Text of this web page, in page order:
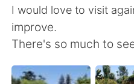
English
简体中文 繁體
I would love to visit
improve.
There's so much to